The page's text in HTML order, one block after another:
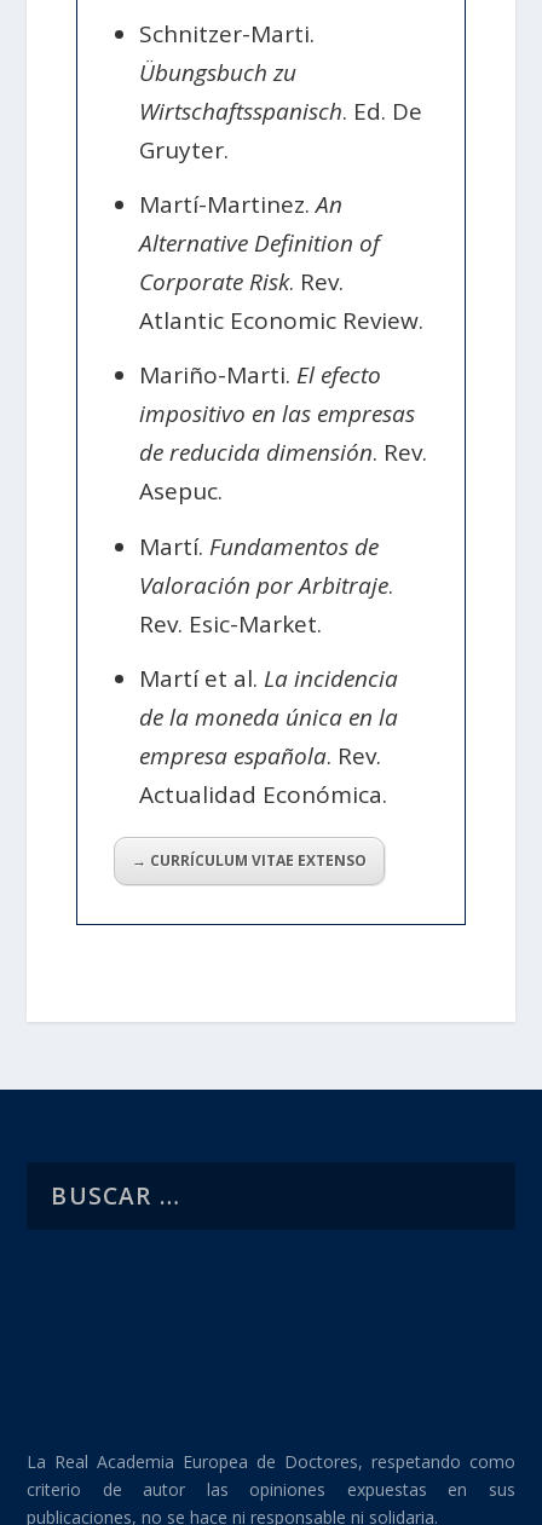
Schnitzer-Marti.
Übungsbuch zu
Wirtschaftsspanisch. Ed. De
Gruyter.
Martí-Martinez.An
Alternative Definition of
Corporate Risk. Rev.
Atlantic Economic Review.
Mariño-Marti. El efecto
impositivo en las empresas
de reducida dimensión. Rev.
Asepuc.
Martí. Fundamentos de
Valoración por Arbitraje.
Rev. Esic-Market.
Martí et al. La incidencia
de la moneda única en la
empresa española. Rev.
Actualidad Económica.
→ CURRÍCULUM VITAE EXTENSO
La Real Academia Europea de Doctores, respetando como
criterio de autor las opiniones expuestas en sus
publicaciones, no se hace ni responsable ni solidaria.